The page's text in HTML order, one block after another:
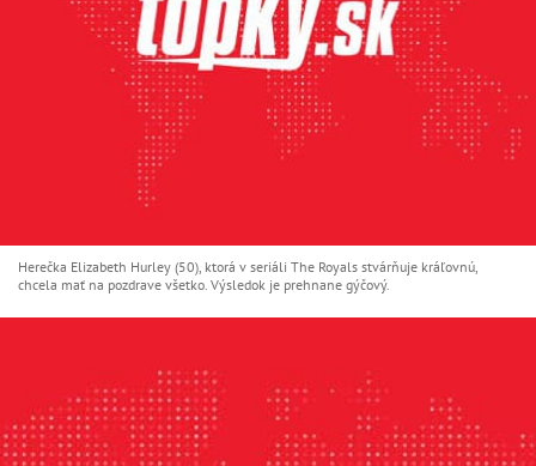
Herečka Elizabeth Hurley (50), ktorá v seriáli The Royals stvárňuje kráľovnú,
chcela mať na pozdrave všetko. Výsledok je prehnane gýčový.